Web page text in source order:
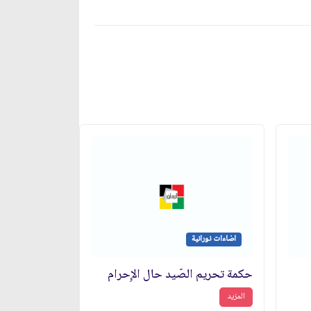
اضاءات نورانية
حكمة تحريم الصّيد حال الإِحرام
المزيد